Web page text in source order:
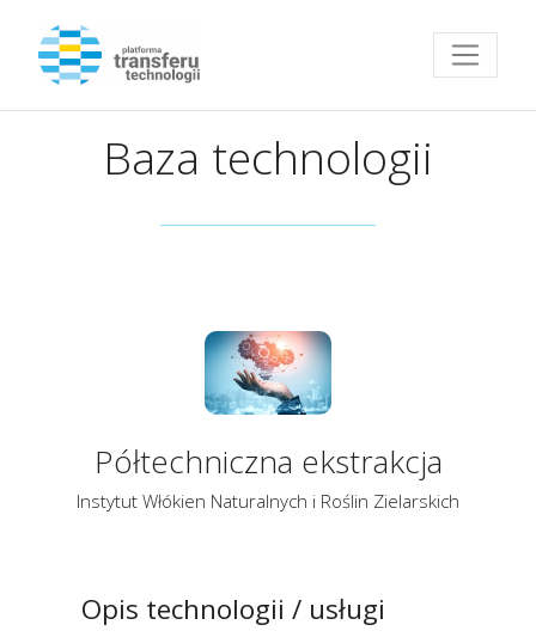
Przejdź do strony głównej
Baza technologii
Półtechniczna ekstrakcja
Instytut Włókien Naturalnych i Roślin Zielarskich
Opis technologii / usługi